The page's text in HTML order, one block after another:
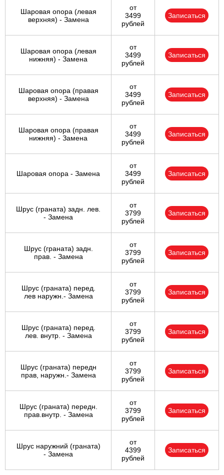
Шаровая опора (левая
верхняя) - Замена
от
3499
рублей
Записаться
Шаровая опора (левая
нижняя) - Замена
от
3499
рублей
Записаться
Шаровая опора (правая
верхняя) - Замена
от
3499
рублей
Записаться
Шаровая опора (правая
нижняя) - Замена
от
3499
рублей
Записаться
Шаровая опора - Замена
от
3499
рублей
Записаться
Шрус (граната) задн. лев.
- Замена
от
3799
рублей
Записаться
Шрус (граната) задн.
прав. - Замена
от
3799
рублей
Записаться
Шрус (граната) перед.
лев наружн.- Замена
от
3799
рублей
Записаться
Шрус (граната) перед.
лев. внутр. - Замена
от
3799
рублей
Записаться
Шрус (граната) передн
прав, наружн.- Замена
от
3799
рублей
Записаться
Шрус (граната) передн.
прав.внутр. - Замена
от
3799
рублей
Записаться
Шрус наружний (граната)
- Замена
от
4399
рублей
Записаться